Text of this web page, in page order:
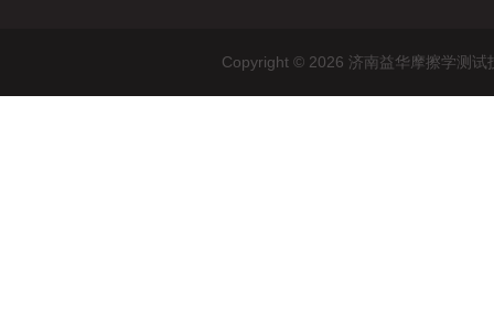
Copyright © 2026 济南益华摩擦学测